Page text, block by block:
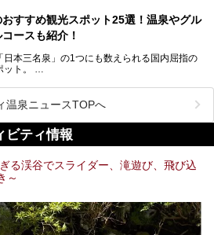
増え、ますます賑わいを見せています。そこで
温泉の観光スポットとおすすめの温泉施設を紹
になる温泉をぜひチェックしてみてください。
すすめ観光スポット25選！温泉やグル
ースも紹介！
日本三名泉」の1つにも数えられる国内屈指の
ト。
しんだり、周辺にある名所にも足を伸ばしたり
下呂温泉エリアにあるおすすめの観光スポット
ともに散策する際のモデルコースもご提案。
をたっぷりとガイドします！
温泉ニュースTOPへ
ビティ情報
る渓谷でスライダー、滝遊び、飛び込
～